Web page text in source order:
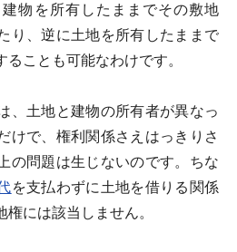
物を所有したままでその敷地
り、逆に土地を所有したままで
ことも可能なわけです。
、土地と建物の所有者が異なっ
けで、権利関係さえはっきりさ
の問題は生じないのです。ちな
を支払わずに土地を借りる関係
には該当しません。